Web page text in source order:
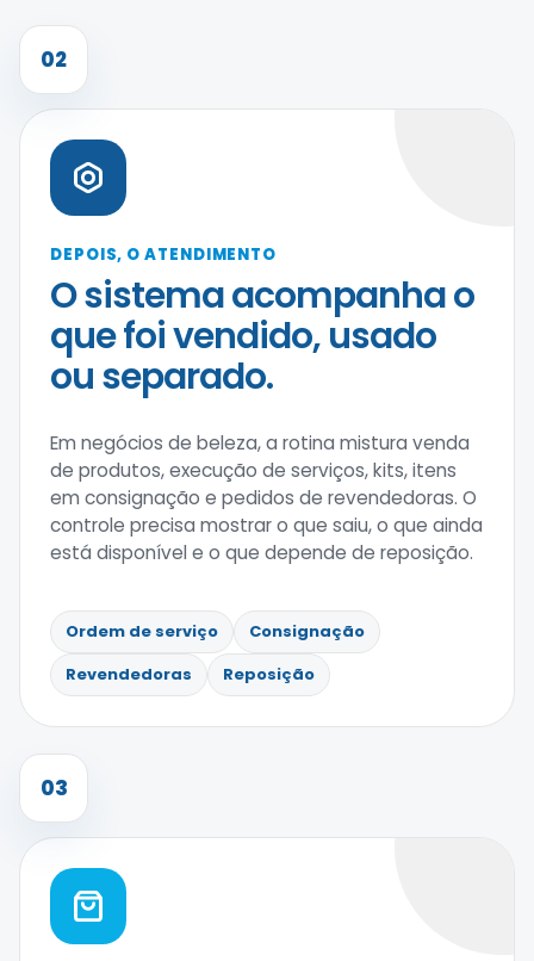
02
DEPOIS, O ATENDIMENTO
O sistema acompanha o
que foi vendido, usado
ou separado.
Em negócios de beleza, a rotina mistura venda
de produtos, execução de serviços, kits, itens
em consignação e pedidos de revendedoras. O
controle precisa mostrar o que saiu, o que ainda
está disponível e o que depende de reposição.
Ordem de serviço
Consignação
Revendedoras
Reposição
03